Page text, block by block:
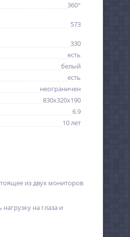
360°
573
330
есть
белый
есть
неограничен
830x320x190
6.9
10 лет
из двух мониторов
на глаза и